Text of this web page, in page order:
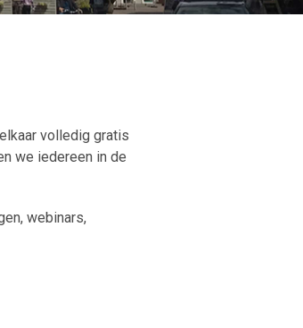
volledig gratis
we iedereen in de
webinars,